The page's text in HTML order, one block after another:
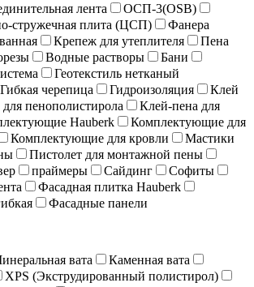
лента
ОСП-3(OSB)
стружечная плита (ЦСП)
Фанера
Крепеж для утеплителя
Пена
Водные растворы
Бани
Геотекстиль нетканый
Гибкая черепица Гидроизоляция
Клей
пенополистирола
Клей-пена для
Hauberk
Комплектующие для
Комплектующие для кровли
Мастики
Пистолет для монтажной пены
праймеры Сайдинг
Софиты
Фасадная плитка Hauberk
Фасадные панели
вата
Каменная вата
XPS (Экструдированный полистирол)